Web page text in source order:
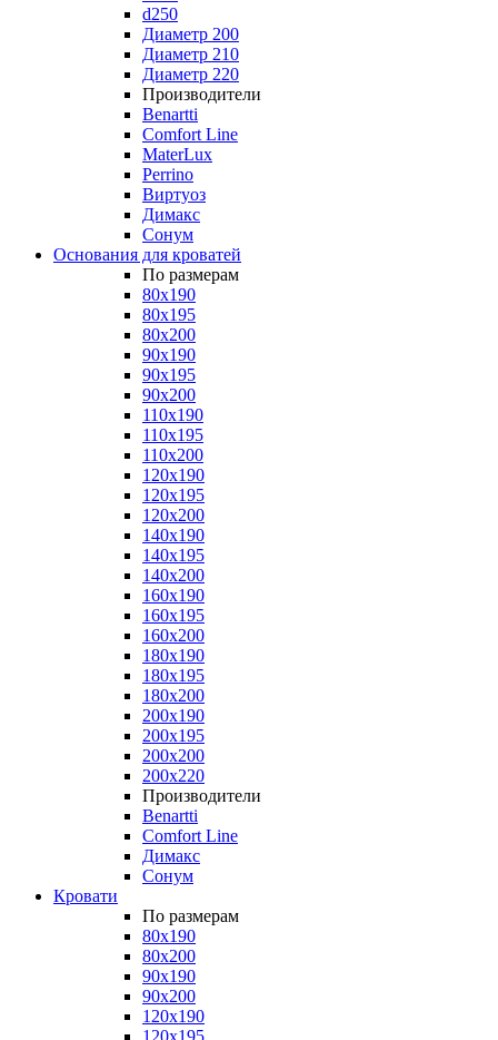
d250
Диаметр 200
Диаметр 210
Диаметр 220
Производители
Benartti
Comfort Line
MaterLux
Perrino
Виртуоз
Димакс
Сонум
Основания для кроватей
По размерам
80x190
80x195
80x200
90x190
90x195
90x200
110x190
110x195
110x200
120x190
120x195
120x200
140x190
140x195
140x200
160x190
160x195
160x200
180x190
180x195
180x200
200x190
200x195
200x200
200x220
Производители
Benartti
Comfort Line
Димакс
Сонум
Кровати
По размерам
80x190
80x200
90x190
90x200
120x190
120x195